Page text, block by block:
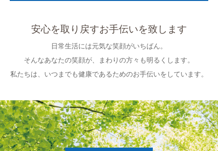
安心を取り戻すお手伝いを致します
日常生活には元気な笑顔がいちばん。
そんなあなたの笑顔が、まわりの方々も明るくします。
私たちは、いつまでも健康であるためのお手伝いをしています。